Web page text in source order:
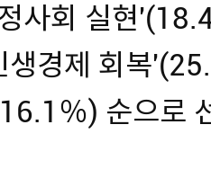
사회 실현
생경제 회복
％) 순으로